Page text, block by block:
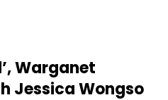
Warganet
Jessica Wongso